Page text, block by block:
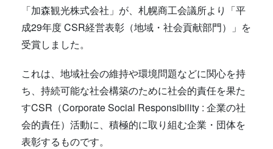
「加森観光株式会社」が、札幌商工会議所より「平
成29年度 CSR経営表彰（地域・社会貢献部門）」を
受賞しました。
これは、地域社会の維持や環境問題などに関心を持
ち、持続可能な社会構築のために社会的責任を果た
すCSR（Corporate Social Responsibility : 企業の社
会的責任）活動に、積極的に取り組む企業・団体を
表彰するものです。